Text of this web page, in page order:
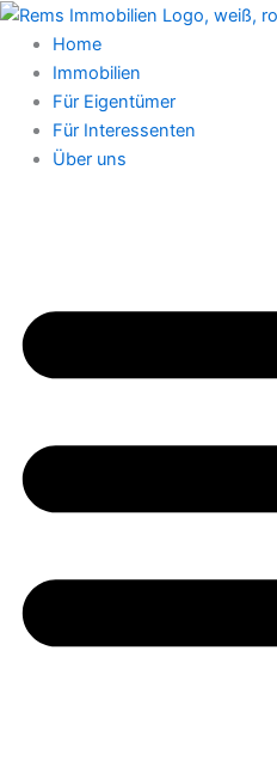
Zum
Inhalt
springen
Home
Immobilien
Für Eigentümer
Für Interessenten
Über uns